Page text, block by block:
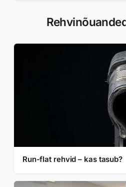
Run-flat rehvid – kas tasub?